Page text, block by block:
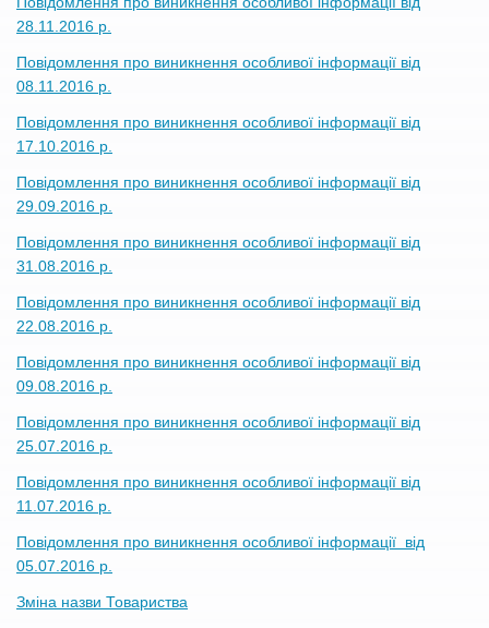
28.11.2016 р.
Повідомлення про виникнення особливої інформації від
08.11.2016 р.
Повідомлення про виникнення особливої інформації від
17.10.2016 р.
Повідомлення про виникнення особливої інформації від
29.09.2016 р.
Повідомлення про виникнення особливої інформації від
31.08.2016 р.
Повідомлення про виникнення особливої інформації від
22.08.2016 р.
Повідомлення про виникнення особливої інформації від
09.08.2016 р.
Повідомлення про виникнення особливої інформації від
25.07.2016 р.
Повідомлення про виникнення особливої інформації від
11.07.2016 р.
Повідомлення про виникнення особливої інформації від
05.07.2016 р.
Зміна назви Товариства